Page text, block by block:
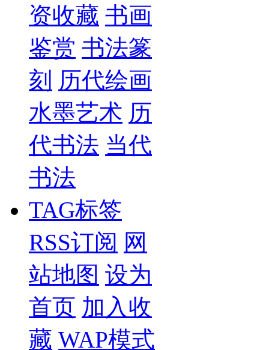
资收藏 书画
鉴赏 书法篆
刻 历代绘画
水墨艺术 历
代书法 当代
书法
TAG标签
RSS订阅 网
站地图 设为
首页 加入收
藏 WAP模式